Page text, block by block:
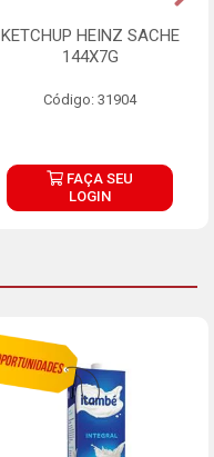
KETCHUP HEINZ SACHE
144X7G
Código: 31904
FAÇA SEU
LOGIN